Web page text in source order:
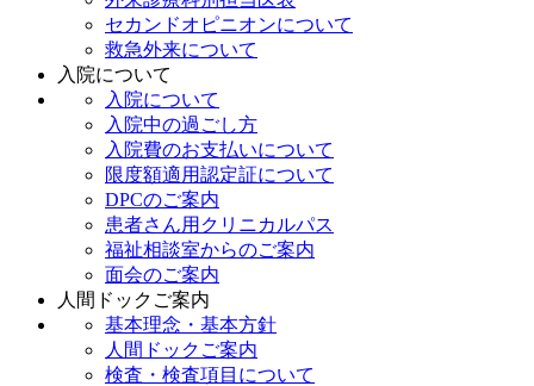
セカンドオピニオンについて
救急外来について
入院について
入院について
入院中の過ごし方
入院費のお支払いについて
限度額適用認定証について
DPCのご案内
患者さん用クリニカルパス
福祉相談室からのご案内
面会のご案内
人間ドックご案内
基本理念・基本方針
人間ドックご案内
検査・検査項目について